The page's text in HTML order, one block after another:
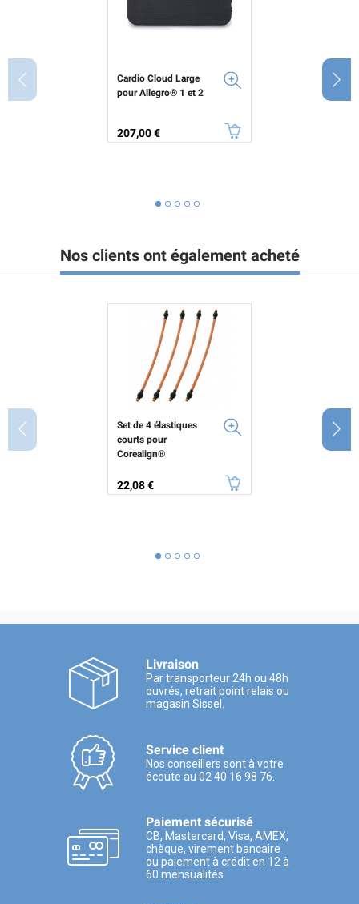
Cardio Cloud Large
pour Allegro® 1 et 2
Prix
207,00 €
Nos clients ont également acheté
Set de 4 élastiques
courts pour
Corealign®
Prix
22,08 €
Livraison
Par transporteur 24h ou 48h
ouvrés, retrait point relais ou
magasin Sissel.
Service client
Nos conseillers sont à votre
écoute au 02 40 16 98 76.
Paiement sécurisé
CB, Mastercard, Visa, AMEX,
chèque, virement bancaire
ou paiement à crédit en 12 à
60 mensualités